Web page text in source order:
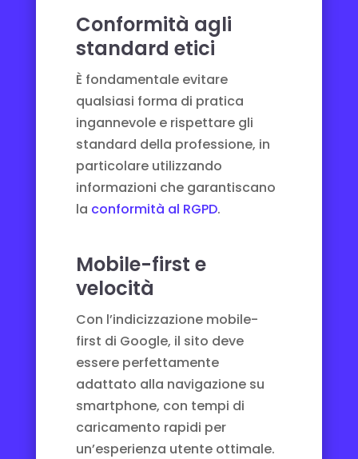
Conformità agli
standard etici
È fondamentale evitare
qualsiasi forma di pratica
ingannevole e rispettare gli
standard della professione, in
particolare utilizzando
informazioni che garantiscano
la conformità al RGPD.
Mobile-first e
velocità
Con l’indicizzazione mobile-
first di Google, il sito deve
essere perfettamente
adattato alla navigazione su
smartphone, con tempi di
caricamento rapidi per
un’esperienza utente ottimale.